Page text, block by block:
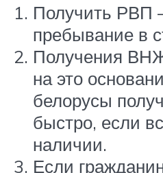
Получить РВП
пребывание в
Получения
на это
белорусы
быстро, если
наличии.
Если